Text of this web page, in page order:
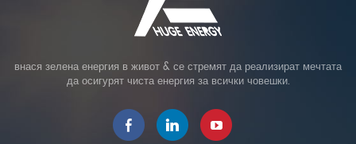
внася зелена енергия в живот & се стремят да реализират мечтата
да осигурят чиста енергия за всички човешки.